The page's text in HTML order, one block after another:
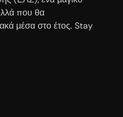
που θα
μέσα στο έτος. Stay